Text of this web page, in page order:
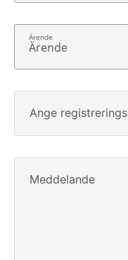
Ärende
Ange
Meddelande